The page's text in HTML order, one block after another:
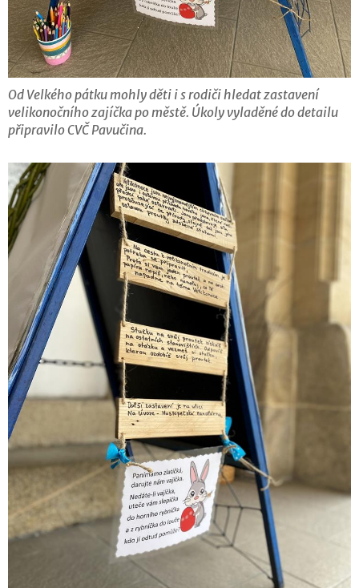
Od Velkého pátku mohly děti i s rodiči hledat zastavení
velikonočního zajíčka po městě. Úkoly vyladěné do detailu
připravilo CVČ Pavučina.